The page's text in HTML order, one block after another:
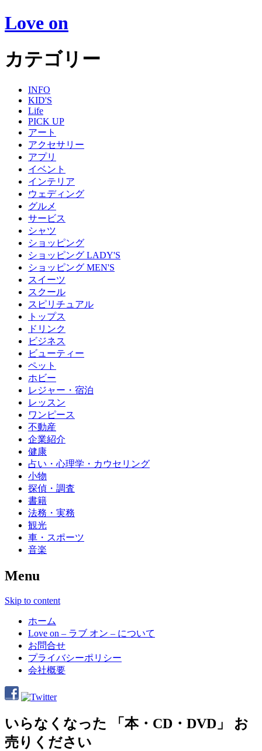
Love on
カテゴリー
INFO
KID'S
Life
PICK UP
アート
アクセサリー
アプリ
イベント
インテリア
ウェディング
グルメ
サービス
シャツ
ショッピング
ショッピング LADY'S
ショッピング MEN'S
スイーツ
スクール
スピリチュアル
トップス
ドリンク
ビジネス
ビューティー
ペット
ホビー
レジャー・宿泊
レッスン
ワンピース
不動産
企業紹介
健康
占い・心理学・カウセリング
小物
探偵・調査
書籍
法務・実務
観光
車・スポーツ
音楽
Menu
Skip to content
ホーム
Love on – ラブ オン – について
お問合せ
プライバシーポリシー
会社概要
いらなくなった 「本・CD・DVD」 お
売りください